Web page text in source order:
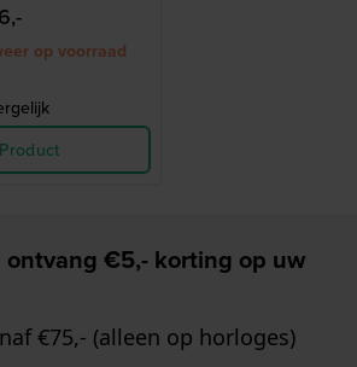
op voorraad
ontvang €5,- korting op uw
€75,- (alleen op horloges)